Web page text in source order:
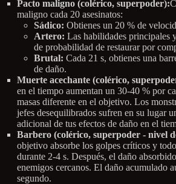
Pacto maligno (colérico, superpoder):
maligno cada 20 asesinatos:
Sádico: Obtienes un 20 % de
Artero: Las habilidades principales
de probabilidad de restaurar por
Brutal: Cada 21 s, obtienes una
de daño.
Muerte acechante (colérico,
en el tiempo aumentan un 30-40 % por
masas diferente en el objetivo. Los
jefes desequilibrados sufren en su lugar
adicional de tus efectos de daño en el
Barbero (colérico, superpoder - nivel
objetivo absorbe los golpes críticos y
durante 2-4 s. Después, el daño
enemigos cercanos. El daño acumulado
segundo.